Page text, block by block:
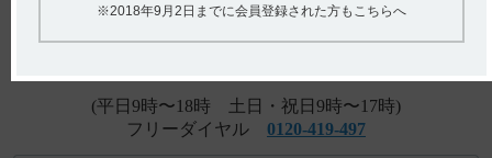
送信する
※2018年9月2日までに会員登録された方もこちらへ
(平日9時〜18時 土日・祝日9時〜17時)
フリーダイヤル 0120-419-497